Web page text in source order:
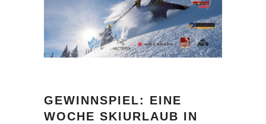
GEWINNSPIEL: EINE
WOCHE SKIURLAUB IN